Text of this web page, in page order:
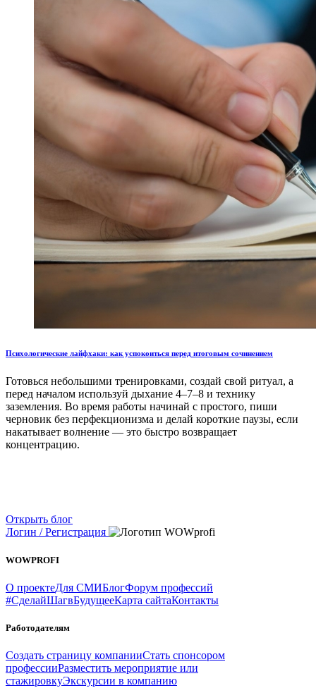
Психологические лайфхаки: как успокоиться перед итоговым сочинением
Готовься небольшими тренировками, создай свой ритуал, а
перед началом используй дыхание 4–7–8 и технику
заземления. Во время работы начинай с простого, пиши
черновик без перфекционизма и делай короткие паузы, если
накатывает волнение — это быстро возвращает
концентрацию.
Открыть блог
Логин / Регистрация
WOWPROFI
О проектеДля СМИБлогФорум профессий
#СделайШагвБудущееКарта сайтаКонтакты
Работодателям
Создать страницу компанииСтать спонсором
профессииРазместить мероприятие или
стажировкуЭкскурсии в компанию